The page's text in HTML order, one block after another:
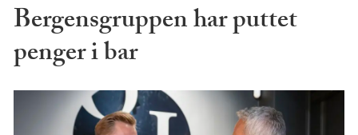
Bergensgruppen har puttet
penger i bar